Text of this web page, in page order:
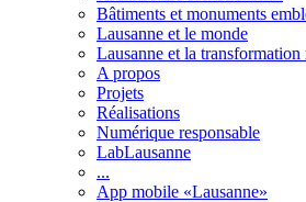
Bâtiments et monuments
Lausanne et le monde
Lausanne et la transformation
A propos
Projets
Réalisations
Numérique responsable
LabLausanne
...
App mobile «Lausanne»